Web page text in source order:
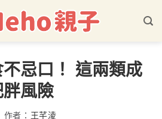
忌口！ 這兩類成
風險
作者： 王芊淩